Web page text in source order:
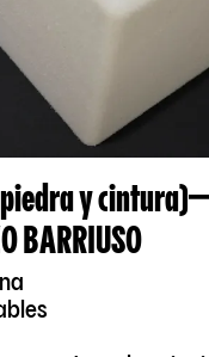
y cintura)
BARRIUSO